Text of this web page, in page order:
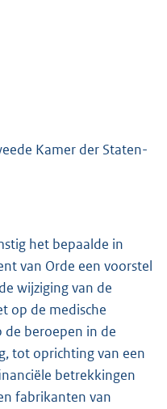
Kamer der Staten-
het bepaalde in
van Orde een voorstel
wijziging van de
op de medische
beroepen in de
tot oprichting van een
betrekkingen
fabrikanten van